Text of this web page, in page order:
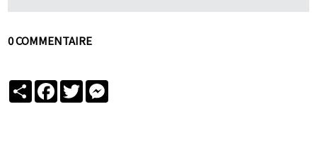
0 COMMENTAIRE
PartagerFacebook
Twitter